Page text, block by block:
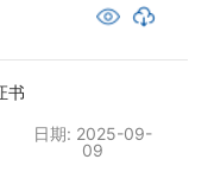
书
日期: 2025-09-
09